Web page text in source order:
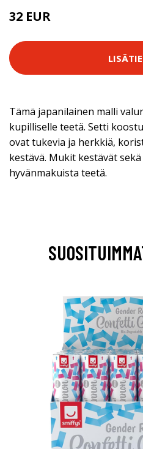
32 EUR
Tämä japanilainen malli
kupilliselle teetä. Setti
ovat tukevia ja herkkiä,
kestävä. Mukit kestävät
hyvänmakuista teetä.